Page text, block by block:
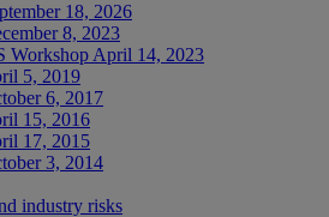
18, 2026
8, 2023
Workshop April 14, 2023
5, 2019
6, 2017
15, 2016
17, 2015
3, 2014
industry risks